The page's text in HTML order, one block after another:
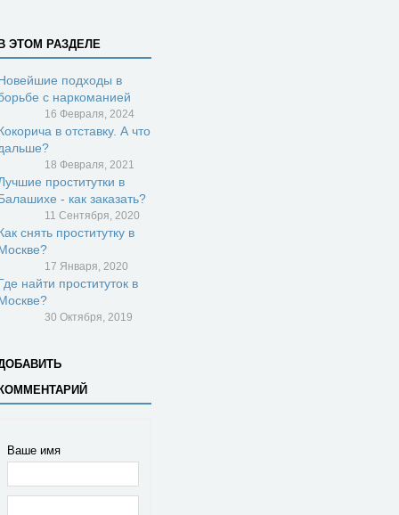
ЭТОМ РАЗДЕЛЕ
подходы в
с наркоманией
16 Февраля, 2024
в отставку. А что
18 Февраля, 2021
проститутки в
- как заказать?
11 Сентября, 2020
снять проститутку в
17 Января, 2020
найти проституток в
30 Октября, 2019
Ваше имя